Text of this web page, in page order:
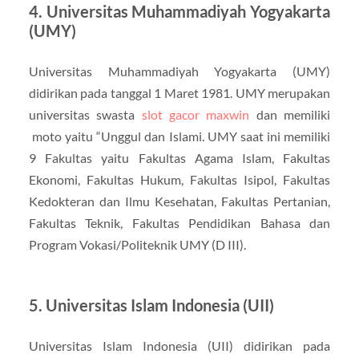
4. Universitas Muhammadiyah Yogyakarta
(UMY)
Universitas Muhammadiyah Yogyakarta (UMY)
didirikan pada tanggal 1 Maret 1981. UMY merupakan
universitas swasta slot gacor maxwin dan memiliki
moto yaitu “Unggul dan Islami. UMY saat ini memiliki
9 Fakultas yaitu Fakultas Agama Islam, Fakultas
Ekonomi, Fakultas Hukum, Fakultas Isipol, Fakultas
Kedokteran dan Ilmu Kesehatan, Fakultas Pertanian,
Fakultas Teknik, Fakultas Pendidikan Bahasa dan
Program Vokasi/Politeknik UMY (D III).
5. Universitas Islam Indonesia (UII)
Universitas Islam Indonesia (UII) didirikan pada